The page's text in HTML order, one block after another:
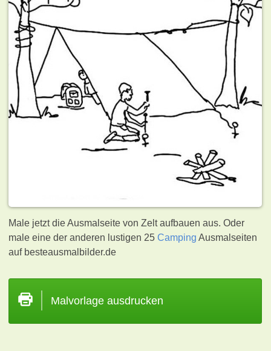
Male jetzt die Ausmalseite von Zelt aufbauen aus. Oder
male eine der anderen lustigen 25Camping Ausmalseiten
auf besteausmalbilder.de
Malvorlage ausdrucken